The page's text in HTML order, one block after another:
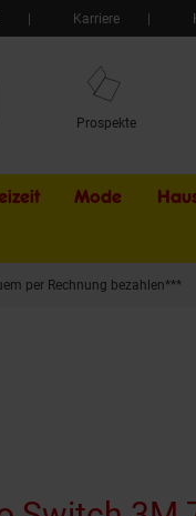
Karriere
Prospekte
Mode
per Rechnung bezahlen***